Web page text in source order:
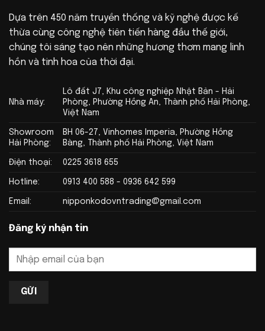
Dựa trên 450 năm truyền thống và kỹ nghệ được kế
thừa cùng công nghệ tiên tiến hàng đầu thế giới,
chúng tôi sáng tạo nên những hương thơm mang linh
hồn và tinh hoa của thời đại.
Nhà máy:
Lô đất J7, Khu công nghiệp Nhật Bản - Hải
Phòng, Phường Hồng An, Thành phố Hải Phòng,
Việt Nam
Showroom
Hải Phòng:
BH 06-27, Vinhomes Imperia, Phường Hồng
Bàng, Thành phố Hải Phòng, Việt Nam
Điện thoại: 0225 3618 655
Hotline: 0913 400 588 - 0936 642 599
Email: nipponkodovntrading@gmail.com
Đăng ký nhận tin